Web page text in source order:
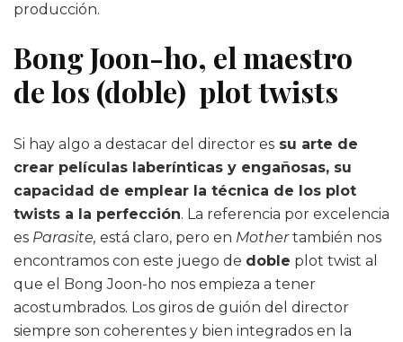
producción.
Bong Joon-ho, el maestro
de los (doble) plot twists
Si hay algo a destacar del director es su arte de
crear películas laberínticas y engañosas, su
capacidad de emplear la técnica de los plot
twists a la perfección. La referencia por excelencia
es Parasite, está claro, pero en Mothertambién nos
encontramos con este juego de doble plot twist al
que el Bong Joon-ho nos empieza a tener
acostumbrados. Los giros de guión del director
siempre son coherentes y bien integrados en la